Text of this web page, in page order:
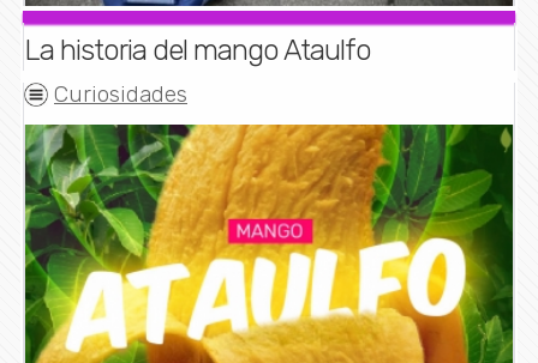
La historia del mango Ataulfo
Curiosidades